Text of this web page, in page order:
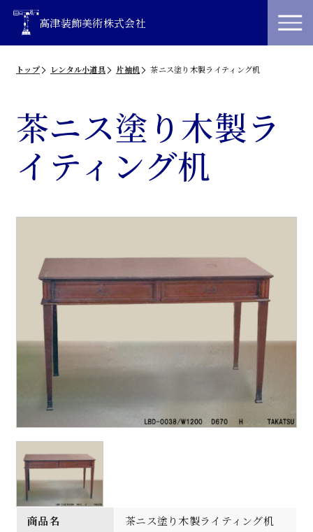
高津装飾美術株式会社
トップ レンタル小道具 片袖机 茶ニス塗り木製ライティング机
茶ニス塗り木製ラ
イティング机
商品名
茶ニス塗り木製ライティング机